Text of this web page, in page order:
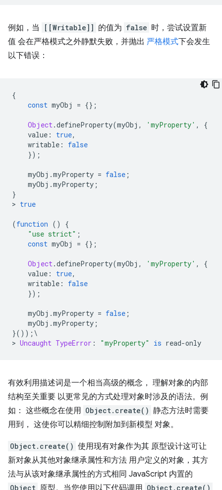
例如，当 [[Writable]] 的值为 false 时，尝试设置新
值 会在严格模式之外静默失败，并抛出 严格模式下会发生
以下错误：
{
const myObj = {};
Object.defineProperty(myObj , 'myProperty' ,
{
value : true,
writable :
false
});
myObj .myProperty = false ;
myObj .myProperty ;
}
> true
(function ()
{
"use strict" ;
const myObj = {};
Object.defineProperty(myObj , 'myProperty' ,
{
value : true,
writable :
false
});
myObj .myProperty = false ;
myObj .myProperty ;
}());\
> Uncaught TypeError : "myProperty" is read-only
有效利用描述词是一个相当高级的概念， 理解对象的内部
结构至关重要 以更常见的方式处理对象时涉及的语法。例
如： 这些概念在使用 Object.create() 静态方法时需要
用到， 这使你可以精细控制附加到新模型 对象。
Object.create() 使用现有对象作为其 原型设计这可让
新对象从其他对象继承属性和方法 用户定义的对象，其方
法与从该对象继承属性的方式相同 JavaScript 内置的
Object 原型。当您使用以下代码调用 Object.create()